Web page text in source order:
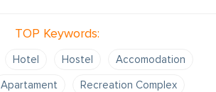
TOP Keywords:
Hotel Hostel
Accomodation
Apartament
Recreation Complex